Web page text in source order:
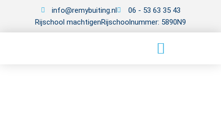
info@remybuiting.nl
06 - 53 63 35 43
Rijschool machtigenRijschoolnummer: 5890N9